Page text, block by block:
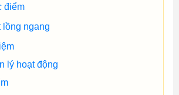
điểm
lồng ngang
lý hoạt động